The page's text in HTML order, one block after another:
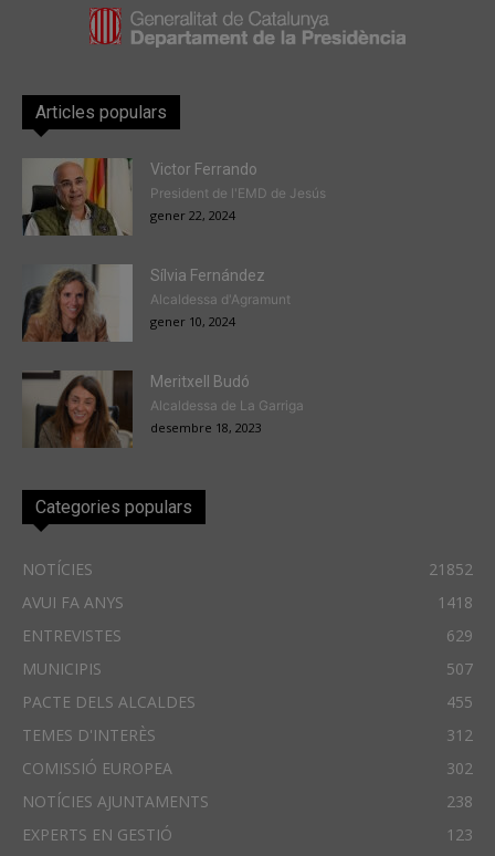
Articles populars
Victor Ferrando
President de l'EMD de Jesús
gener 22, 2024
Sílvia Fernández
Alcaldessa d'Agramunt
gener 10, 2024
Meritxell Budó
Alcaldessa de La Garriga
desembre 18, 2023
Categories populars
NOTÍCIES
21852
AVUI FA ANYS
1418
ENTREVISTES
629
MUNICIPIS
507
PACTE DELS ALCALDES
455
TEMES D'INTERÈS
312
COMISSIÓ EUROPEA
302
NOTÍCIES AJUNTAMENTS
238
EXPERTS EN GESTIÓ
123